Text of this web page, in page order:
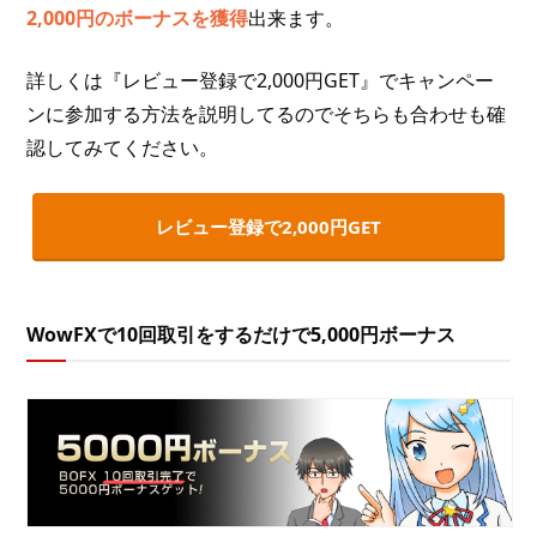
2,000円のボーナスを獲得出来ます。
詳しくは『レビュー登録で2,000円GET』でキャンペー
ンに参加する方法を説明してるのでそちらも合わせも確
認してみてください。
レビュー登録で2,000円GET
WowFXで10回取引をするだけで5,000円ボーナス